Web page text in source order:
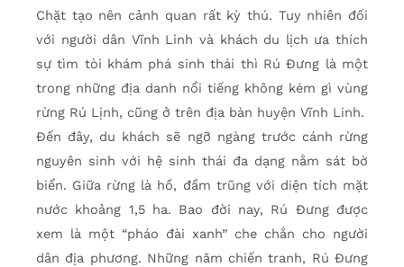
Chặt tạo nên cảnh quan rất kỳ thú. Tuy nhiên đối
với người dân Vĩnh Linh và khách du lịch ưa thích
sự tìm tòi khám phá sinh thái thì Rú Đưng là một
trong những địa danh nổi tiếng không kém gì vùng
rừng Rú Lịnh, cũng ở trên địa bàn huyện Vĩnh Linh.
Đến đây, du khách sẽ ngỡ ngàng trước cánh rừng
nguyên sinh với hệ sinh thái đa dạng nằm sát bờ
biển. Giữa rừng là hồ, đầm trũng với diện tích mặt
nước khoảng 1,5 ha. Bao đời nay, Rú Đưng được
xem là một “pháo đài xanh” che chắn cho người
dân địa phương. Những năm chiến tranh, Rú Đưng